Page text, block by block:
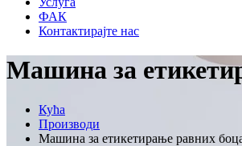
ФАК
Контактирајте нас
Машина за
Кућа
Производи
Машина за етикетирање равних